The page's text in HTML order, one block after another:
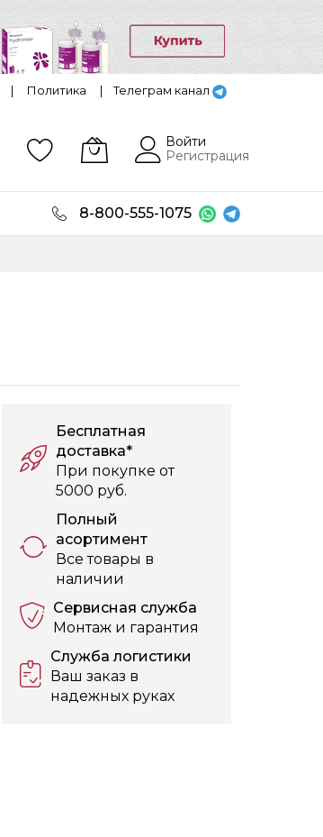
| Политика |Телеграм канал
Войти
Регистрация
8-800-555-1075
Бесплатная
доставка*
При покупке от
5000 руб.
Полный
асортимент
Все товары в
наличии
Сервисная служба
Монтаж и гарантия
Служба логистики
Ваш заказ в
надежных руках